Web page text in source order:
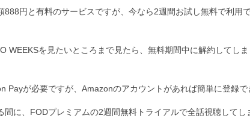
888円と有料のサービスですが、今なら2週間お試し無料で利用
WEEKSを見たいところまで見たら、無料期間中に解約してし
Payが必要ですが、Amazonのアカウントがあれば簡単に登録で
に、FODプレミアムの2週間無料トライアルで全話視聴してし